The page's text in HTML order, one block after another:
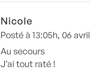
Nicole
Posté à 13:05h, 06 avril
Au secours
J’ai tout raté !